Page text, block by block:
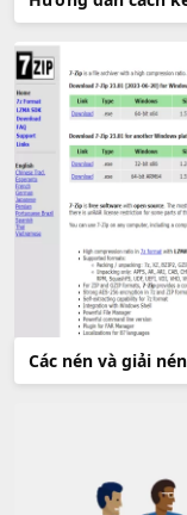
Các nén và giải